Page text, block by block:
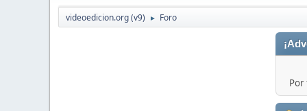
videoedicion.org (v9) ► Foro
Por